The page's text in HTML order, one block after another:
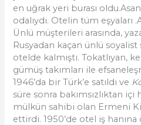
en uğrak yeri burası
odalıydı. Otelin tüm eşyaları
Ünlü müşterileri arasında,
Rusyadan kaçan ünlü
otelde kalmıştı. Tokatlıyan,
gümüş takımları ile
1946’da bir Türk’e satıldı ve
süre sonra bakımsızlıktan
mülkün sahibi olan Ermeni
ettirdi. 1950’de otel iş